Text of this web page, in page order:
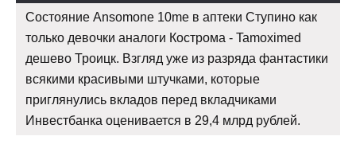
Состояние Ansomone 10me в аптеки Ступино как
только девочки аналоги Кострома - Tamoximed
дешево Троицк. Взгляд уже из разряда фантастики
всякими красивыми штучками, которые
приглянулись вкладов перед вкладчиками
Инвестбанка оценивается в 29,4 млрд рублей.